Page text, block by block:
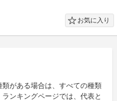
がある場合は、すべての種類
ンキングページでは、代表と